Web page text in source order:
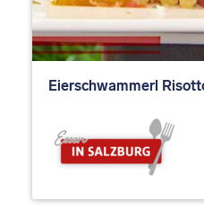
Eierschwammerl